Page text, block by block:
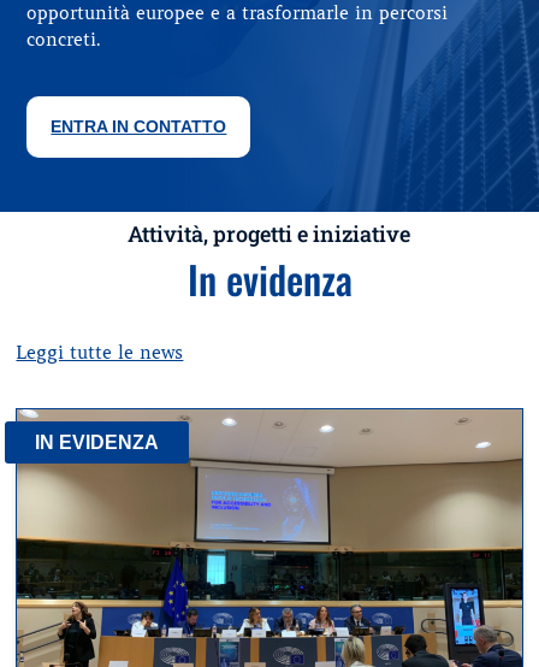
opportunità europee e a trasformarle in percorsi
concreti.
ENTRA IN CONTATTO
Attività, progetti e iniziative
In evidenza
Leggi tutte le news
IN EVIDENZA